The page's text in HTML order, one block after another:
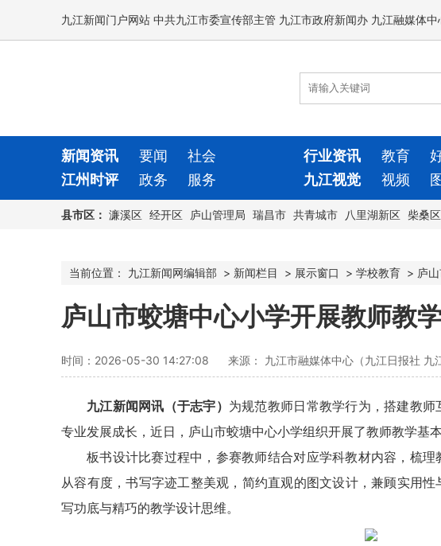
九江新闻门户网站 中共九江市委宣传部主管 九江市政府新闻办 九江融媒体
新闻资讯 要闻 社会 行业资讯 教育
江州时评
政务 服务 九江视觉 视频
县市区： 濂溪区 经开区 庐山管理局 瑞昌市 共青城市 八里湖新区 柴桑区
当前位置： 九江新闻网编辑部 > 新闻栏目 > 展示窗口 > 学校教育 > 庐
庐山市蛟塘中心小学开展教师教
时间：2026-05-30 14:27:08 来源： 九江市融媒体中心（九江日报社 九
九江新闻网讯（于志宇） 为规范教师日常教学行为，搭建教
专业发展成长，近日，庐山市蛟塘中心小学组织开展了教师教学基本
板书设计比赛过程中，参赛教师结合对应学科教材内容，梳
从容有度，书写字迹工整美观，简约直观的图文设计，兼顾实用
写功底与精巧的教学设计思维。